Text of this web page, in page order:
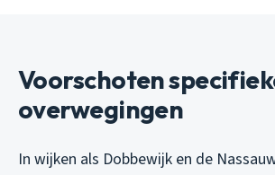
Voorschoten
overwegingen
In wijken als Dobbewijk en de